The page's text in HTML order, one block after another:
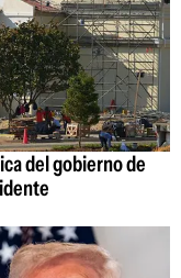
del gobierno de